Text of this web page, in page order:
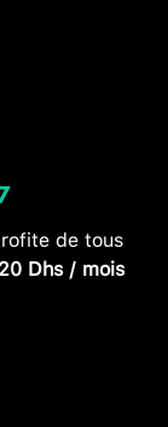
de tous
Dhs / mois